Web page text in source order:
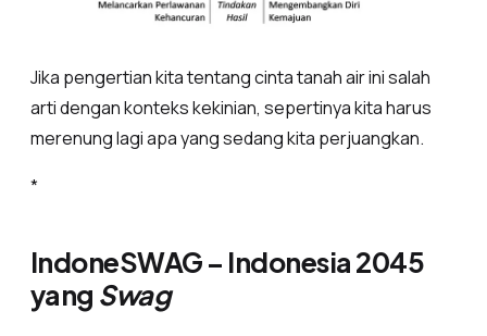
Jika pengertian kita tentang cinta tanah air ini salah
arti dengan konteks kekinian, sepertinya kita harus
merenung lagi apa yang sedang kita perjuangkan.
*
IndoneSWAG – Indonesia 2045
yang Swag